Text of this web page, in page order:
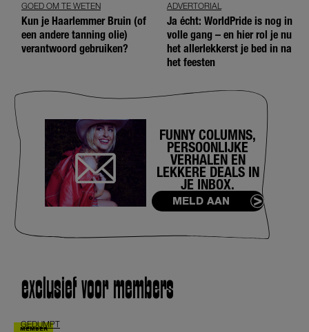
GOED OM TE WETEN
Kun je Haarlemmer Bruin (of
een andere tanning olie)
verantwoord gebruiken?
ADVERTORIAL
Ja écht: WorldPride is nog in
volle gang – en hier rol je nu
het allerlekkerst je bed in na
het feesten
FUNNY COLUMNS,
PERSOONLIJKE
VERHALEN EN
LEKKERE DEALS IN
JE INBOX.
MELD AAN
exclusief voor members
GEDUMPT